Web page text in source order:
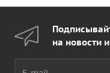
на новости